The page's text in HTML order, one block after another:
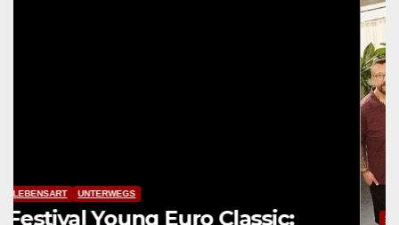
LEBENSART UNTERWEGS
Festival Young Euro Classic: